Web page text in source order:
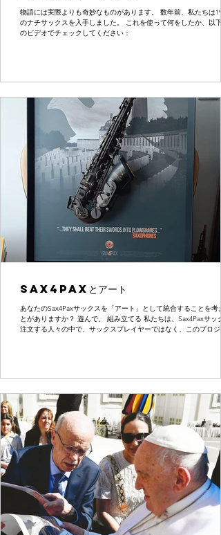
物語には実際よりも奇妙なものがあります。 数年前、私たちは
のナチサックスを入手しました。 これを使って何をしたか、以下
のビデオでチェックしてください：
Sax4Paxとアート
あなたのSax4Paxサックスを「アート」として統合することを考
とがありますか？ 遊んで、 組み立てる 私たちは、Sax4Paxサッ
注文する人々の中で、サックスプレイヤーではなく、このプロジ